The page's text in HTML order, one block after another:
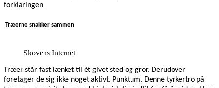
forklaringen.
Træerne snakker sammen
Skovens Internet
Træer står fast lænket til ét givet sted og gror. Derudover
foretager de sig ikke noget aktivt. Punktum. Denne tyrkertro på